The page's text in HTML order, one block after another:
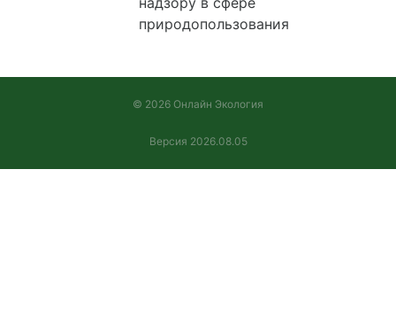
природопользования
© 2026 Онлайн Экология
Версия 2026.08.05